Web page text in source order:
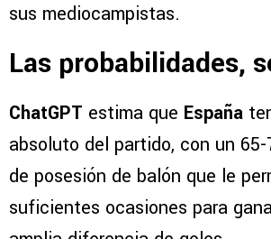
sus mediocampistas.
Las probabilidades,
ChatGPT estima que España
absoluto del partido, con un
de posesión de balón que le
suficientes ocasiones para